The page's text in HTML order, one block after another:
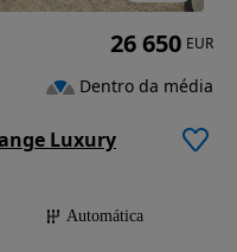
Luxury
Automática
26 650 EUR
Dentro da média